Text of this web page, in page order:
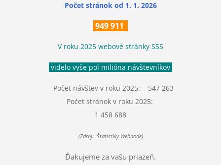
Počet stránok od 1. 1. 2026
949 911
V roku 2025 webové stránky SSS
videlo vyše pol milióna návštevníkov
Počet návštev v roku 2025: 547 263
Počet stránok v roku 2025:
1 458 688
(Zdroj: Štatistiky Webnode)
Ďakujeme za vašu priazeň.